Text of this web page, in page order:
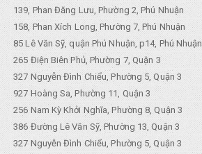
139, Phan Đăng Lưu, Phường 2, Phú Nhuận
158, Phan Xích Long, Phường 7, Phú Nhuận
85 Lê Văn Sỹ, quận Phú Nhuận, p14, Phú Nhuận
265 Điện Biên Phủ, Phường 7, Quận 3
327 Nguyễn Đình Chiểu, Phường 5, Quận 3
927 Hoàng Sa, Phường 11, Quận 3
256 Nam Kỳ Khởi Nghĩa, Phường 8, Quận 3
386 Đường Lê Văn Sỹ, Phường 13, Quận 3
327 Nguyễn Đình Chiểu, Phường 5, Quận 3